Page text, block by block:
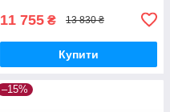
11 755 ₴ 13 830 ₴
Купити
–15%